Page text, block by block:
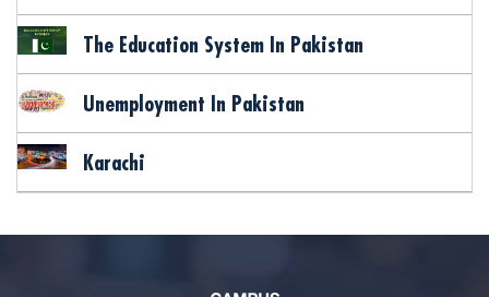
The Education System In Pakistan
Unemployment In Pakistan
Karachi